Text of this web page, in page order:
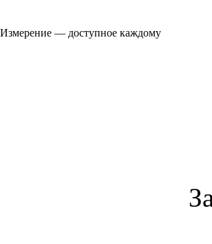
Измерение — доступное каждому